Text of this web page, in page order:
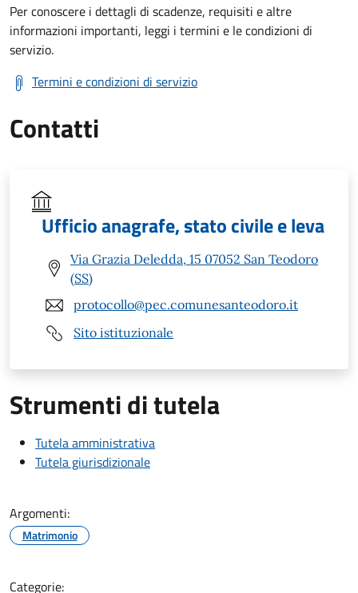
Per conoscere i dettagli di scadenze, requisiti e altre
informazioni importanti, leggi i termini e le condizioni di
servizio.
Termini e condizioni di servizio
Contatti
Ufficio anagrafe, stato civile e leva
Via Grazia Deledda, 15 07052 San Teodoro
(SS)
protocollo@pec.comunesanteodoro.it
Sito istituzionale
Strumenti di tutela
Tutela amministrativa
Tutela giurisdizionale
Argomenti:
Matrimonio
Categorie: